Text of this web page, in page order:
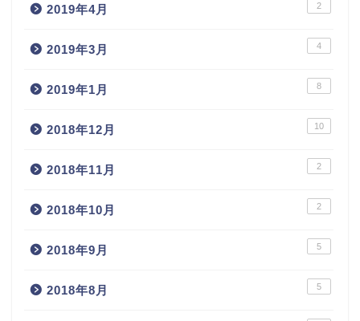
2019年4月 2
2019年3月 4
2019年1月 8
2018年12月 10
2018年11月 2
2018年10月 2
2018年9月 5
2018年8月 5